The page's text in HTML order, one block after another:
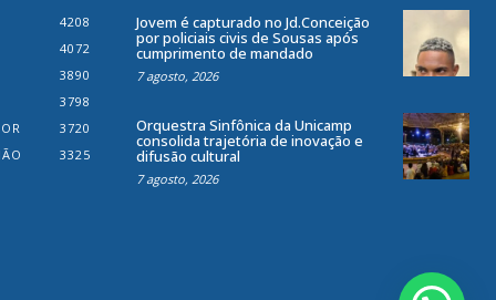
4208
4072
3890
3798
3720
3325
Jovem é capturado no Jd.Conceição
por policiais civis de Sousas após
cumprimento de mandado
7 agosto, 2026
Orquestra Sinfônica da Unicamp
consolida trajetória de inovação e
difusão cultural
7 agosto, 2026